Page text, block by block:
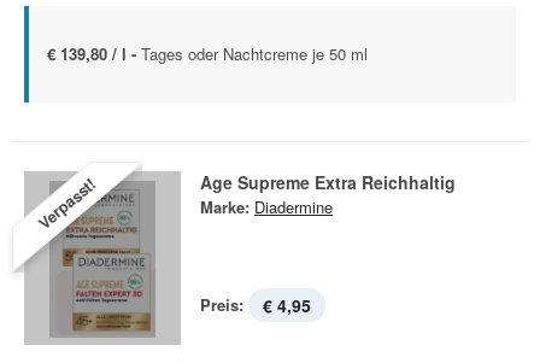
€ 139,80 / l - Tages oder Nachtcreme je 50 ml
Verpasst! Age Supreme Extra Reichhaltig
Marke: Diadermine
Preis: € 4,95